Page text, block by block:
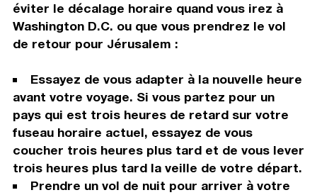
éviter le décalage horaire quand vous irez à
Washington D.C. ou que vous prendrez le vol
de retour pour Jérusalem :
Essayez de vous adapter à la nouvelle heure
avant votre voyage. Si vous partez pour un
pays qui est trois heures de retard sur votre
fuseau horaire actuel, essayez de vous
coucher trois heures plus tard et de vous lever
trois heures plus tard la veille de votre départ.
Prendre un vol de nuit pour arriver à votre